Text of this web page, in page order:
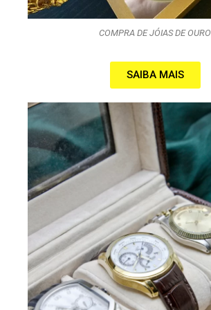
COMPRA DE JÓIAS DE OURO
SAIBA MAIS